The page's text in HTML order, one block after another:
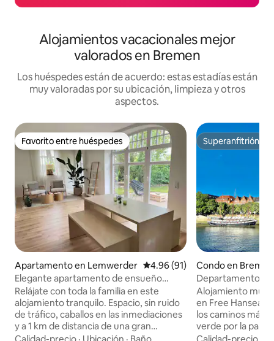
Alojamientos vacacionales mejor
valorados en Bremen
Los huéspedes están de acuerdo: estas estadías están
muy valoradas por su ubicación, limpieza y otros
aspectos.
Favorito entre huéspedes
Favorito entre huéspedes
Apartamento en Lemwerder Calificación promedio: 4.96 de
4.96 (91)
Elegante apartamento de ensueño
entre prados de caballos
Relájate con toda la familia en este
alojamiento tranquilo. Espacio, sin ruido
de tráfico, caballos en las inmediaciones
y a 1 km de distancia de una gran
variedad de tiendas y restaurantes, a 2
Superanfitrión
Superanfitrión
Condo en Bremen
Departamento
Weser, Viertel,
Alojamiento muy
en Free
los caminos más
verde por la parte
anticipada, salida